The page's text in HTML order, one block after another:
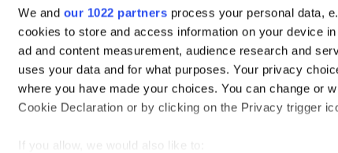
We and our 1022 partners process your personal data,
cookies to store and access information on your device
ad and content measurement, audience research and
uses your data and for what purposes. Your privacy
where you have made your choices. You can change or
Cookie Declaration or by clicking on the Privacy trigger
If you allow, we would also like to:
Interested? Get your free demo
Questions? Contact us